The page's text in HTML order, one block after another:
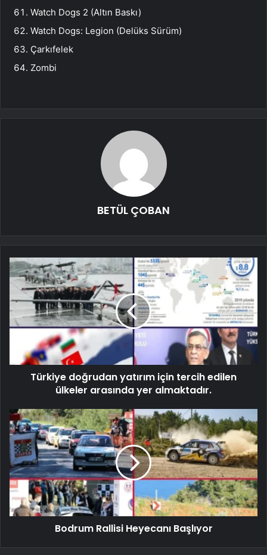
Watch Dogs 2 (Altın Baskı)
Watch Dogs: Legion (Delüks Sürüm)
Çarkıfelek
Zombi
BETÜL ÇOBAN
Türkiye doğrudan yatırım için tercih edilen
ülkeler arasında yer almaktadır.
Bodrum Rallisi Heyecanı Başlıyor